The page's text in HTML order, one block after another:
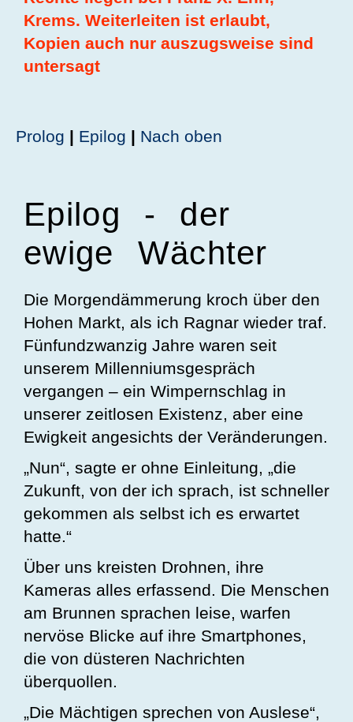
Krems. Weiterleiten ist erlaubt,
Kopien auch nur auszugsweise sind
untersagt
Prolog | Epilog | Nach oben
Epilog - der
ewige Wächter
Die Morgendämmerung kroch über den
Hohen Markt, als ich Ragnar wieder traf.
Fünfundzwanzig Jahre waren seit
unserem Millenniumsgespräch
vergangen – ein Wimpernschlag in
unserer zeitlosen Existenz, aber eine
Ewigkeit angesichts der Veränderungen.
„Nun“, sagte er ohne Einleitung, „die
Zukunft, von der ich sprach, ist schneller
gekommen als selbst ich es erwartet
hatte.“
Über uns kreisten Drohnen, ihre
Kameras alles erfassend. Die Menschen
am Brunnen sprachen leise, warfen
nervöse Blicke auf ihre Smartphones,
die von düsteren Nachrichten
überquollen.
„Die Mächtigen sprechen von Auslese“,